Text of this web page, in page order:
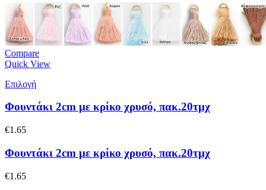
Compare
Quick View
Επιλογή
Φουντάκι 2cm με κρίκο χρυσό, πακ.20τμχ
€1.65
Φουντάκι 2cm με κρίκο χρυσό, πακ.20τμχ
€1.65